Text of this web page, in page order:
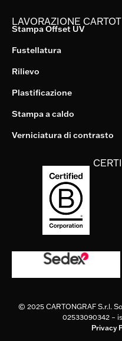
LAVORAZIONE
Stampa Offset UV
Fustellatura
Rilievo
Plastificazione
Stampa a caldo
Verniciatura di contrasto
© 2025 CARTONGRAF S.r.l.
02533090342 –
Privacy